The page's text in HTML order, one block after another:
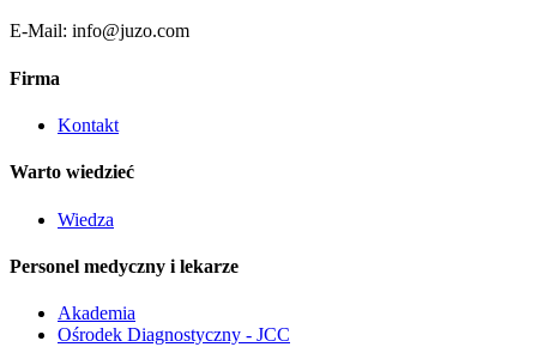
E-Mail: info@juzo.com
Firma
Kontakt
Warto wiedzieć
Wiedza
Personel medyczny i lekarze
Akademia
Ośrodek Diagnostyczny - JCC